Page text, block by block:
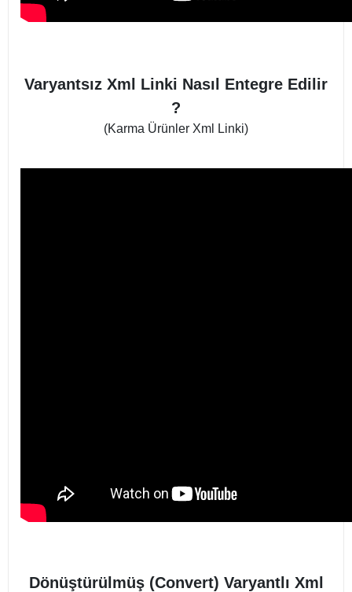
Varyantsız Xml Linki Nasıl Entegre Edilir
?
(Karma Ürünler Xml Linki)
Dönüştürülmüş (Convert) Varyantlı Xml